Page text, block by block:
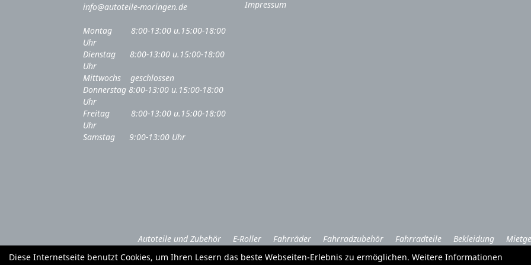
info@autoteile-moringen.de
Montag 8:00-13:00 u.15:00-18:00
Uhr
Dienstag 8:00-13:00 u.15:00-18:00
Uhr
Mittwochs geschlossen
Donnerstag 8:00-13:00 u.15:00-18:00
Uhr
Freitag 8:00-13:00 u.15:00-18:00
Uhr
Samstag 9:00-13:00 Uhr
Impressum
Autoteile und Zubehör E-Roller Fahrräder Fahrradzubehör Fahrradteile Bekleidung
Garten und Forstgeräte Service
Diese Internetseite benutzt Cookies, um Ihren Lesern das beste Webseiten-Erlebnis zu ermöglichen. Weitere Informationen